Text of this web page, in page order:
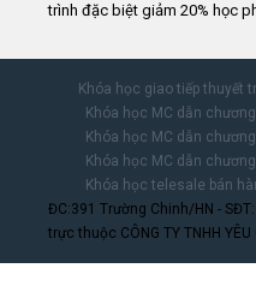
trình đặc biệt giảm 20% học
Khóa học giao tiếp thuyết
Khóa học MC dẫn
Khóa học MC dẫn
Khóa học MC dẫn
Khóa học telesale bán
ĐC:391 Trường Chinh/HN -
trực thuộc CÔNG TY TNHH YÊU